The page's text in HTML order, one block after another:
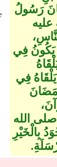
رَسُولُ
عليه
يَكُونُ فِي
فِي
الله
بِالْخَيْرِ